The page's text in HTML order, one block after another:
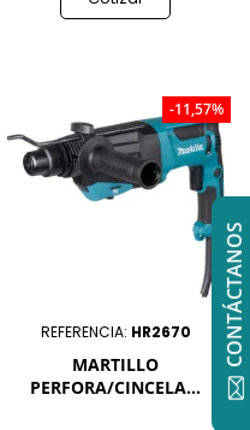
REFERENCIA: HR2670
MARTILLO
PERFORA/CINCELA...
-11,57%
CONTÁCTANOS